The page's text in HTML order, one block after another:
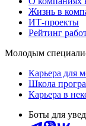
Жизнь в
ИТ-проекты
Рейтинг
Молодым
Карьера для
Школа
Карьера в
Боты для